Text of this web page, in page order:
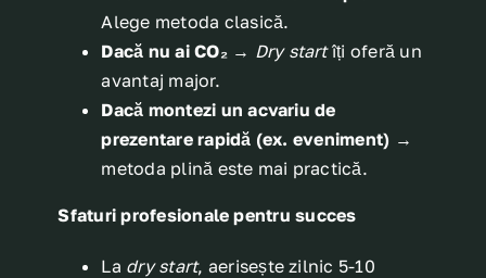
Alege metoda clasică.
Dacă nu ai CO₂ → Dry startîți oferă un
avantaj major.
Dacă montezi un acvariu de
prezentare rapidă (ex. eveniment) →
metoda plină este mai practică.
Sfaturi profesionale pentru succes
La dry start, aerisește zilnic 5-10